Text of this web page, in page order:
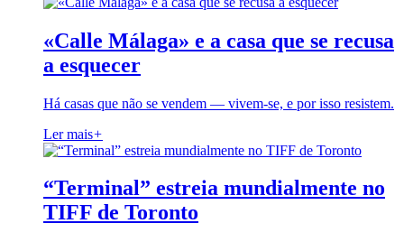
«Calle Málaga» e a casa que se recusa
a esquecer
Há casas que não se vendem — vivem-se, e por isso resistem.
Ler mais+
“Terminal” estreia mundialmente no
TIFF de Toronto